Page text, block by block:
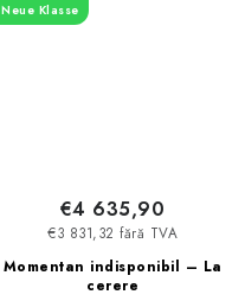
Neue Klasse
Momentan indisponibil – La
cerere
€3 831,32 fără TVA
€4 635,90